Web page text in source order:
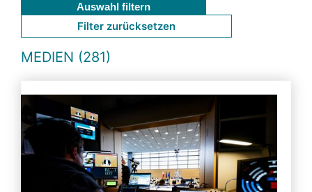
Auswahl filtern
Filter zurücksetzen
MEDIEN (281)